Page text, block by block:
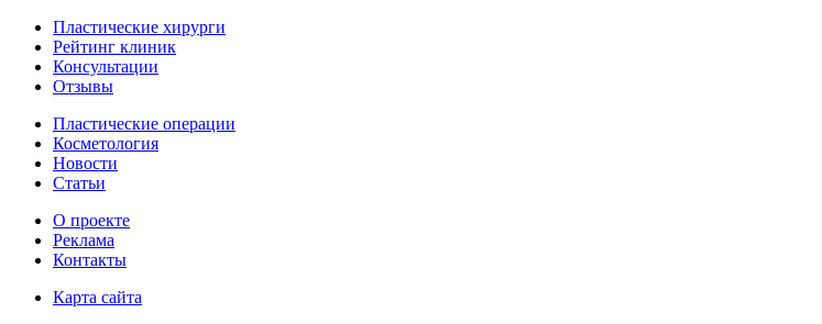
Пластические хирурги
Рейтинг клиник
Консультации
Отзывы
Пластические операции
Косметология
Новости
Статьи
О проекте
Реклама
Контакты
Карта сайта